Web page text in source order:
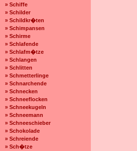
» Schiffe
» Schilder
» Schildkr�ten
» Schimpansen
» Schirme
» Schlafende
» Schlafm�tze
» Schlangen
» Schlitten
» Schmetterlinge
» Schnarchende
» Schnecken
» Schneeflocken
» Schneekugeln
» Schneemann
» Schneeschieber
» Schokolade
» Schreiende
» Sch�tze